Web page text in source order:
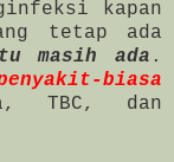
kapan
tetap ada
masih ada .
biasa
TBC, dan